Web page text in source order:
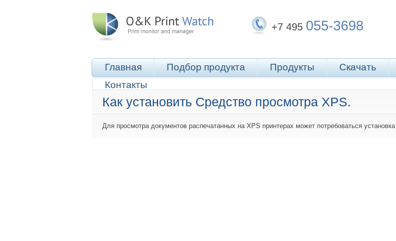
+7 495 055-3698
Главная Подбор продукта Продукты Скачать
Контакты
Как установить Средство просмотра XPS.
Для просмотра документов распечатанных на XPS принтерах может потребоваться установка